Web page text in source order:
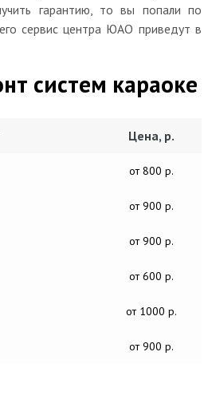
гарантию, то вы попали по
сервис центра ЮАО приведут в
систем караоке
Цена, р.
от 800 р.
от 900 р.
от 900 р.
от 600 р.
от 1000 р.
от 900 р.